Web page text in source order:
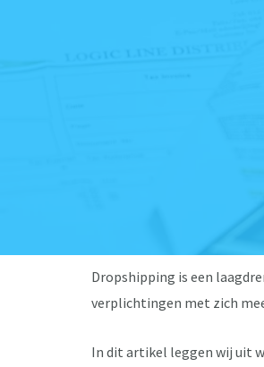
Dropshipping is een
verplichtingen met zich
In dit artikel leggen wij uit